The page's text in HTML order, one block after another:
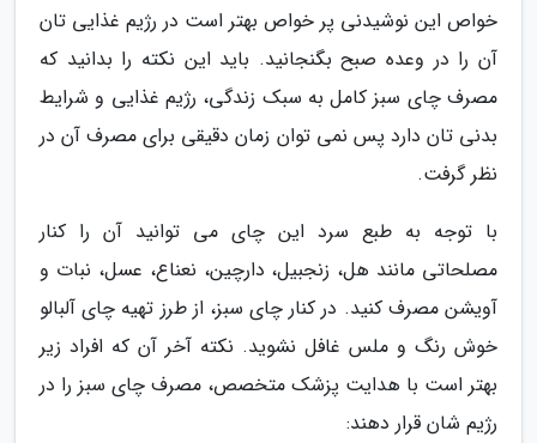
خواص این نوشیدنی پر خواص بهتر است در رژیم غذایی تان
آن را در وعده صبح بگنجانید. باید این نکته را بدانید که
مصرف چای سبز کامل به سبک زندگی، رژیم غذایی و شرایط
بدنی تان دارد پس نمی توان زمان دقیقی برای مصرف آن در
نظر گرفت.
با توجه به طبع سرد این چای می توانید آن را کنار
مصلحاتی مانند هل، زنجبیل، دارچین، نعناع، عسل، نبات و
آویشن مصرف کنید. در کنار چای سبز، از طرز تهیه چای آلبالو
خوش رنگ و ملس غافل نشوید. نکته آخر آن که افراد زیر
بهتر است با هدایت پزشک متخصص، مصرف چای سبز را در
رژیم شان قرار دهند: